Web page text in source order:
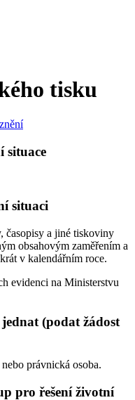
tisku
situace
situaci
časopisy a jiné tiskoviny
obsahovým zaměřením a
v kalendářním roce.
evidenci na Ministerstvu
(podat žádost
právnická osoba.
pro řešení životní